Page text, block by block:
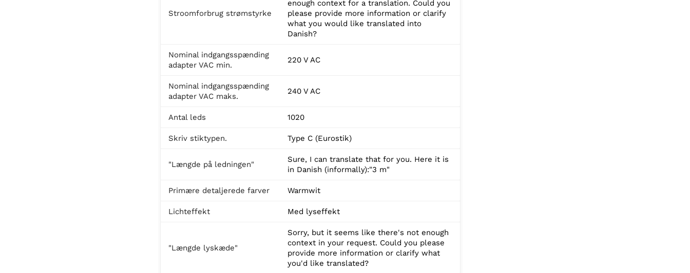
Stroomforbrug strømstyrke
enough context for a translation. Could you
please provide more information or clarify
what you would like translated into
Danish?
Nominal indgangsspænding
adapter VAC min.
220 V AC
Nominal indgangsspænding
adapter VAC maks.
240 V AC
Antal leds 1020
Skriv stiktypen. Type C (Eurostik)
"Længde på ledningen"
Sure, I can translate that for you. Here it is
in Danish (informally):"3 m"
Primære detaljerede farver Warmwit
Lichteffekt Med lyseffekt
"Længde lyskæde"
Sorry, but it seems like there's not enough
context in your request. Could you please
provide more information or clarify what
you'd like translated?